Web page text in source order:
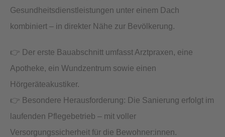
Gesundheitsdienstleistungen unter einem Dach
kombiniert – in direkter Nähe zur Bevölkerung.
👉 Der erste Bauabschnitt umfasst Arztpraxen, eine
Apotheke, ein Wundzentrum sowie einen
Hörgeräteakustiker.
👉 Besondere Herausforderung: Die Sanierung erfolgt im
laufenden Pflegebetrieb – mit voller
Versorgungssicherheit für die Bewohner:innen.